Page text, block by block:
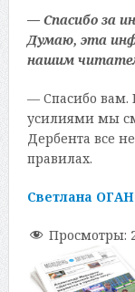
— Спасибо за
Думаю, эта
нашим
— Спасибо вам.
усилиями мы
Дербента все
правилах.
Светлана
Просмотры: